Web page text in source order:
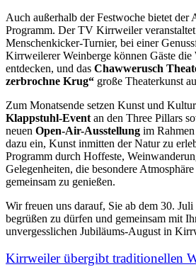
Auch außerhalb der Festwoche bietet der
Programm. Der TV Kirrweiler veranstaltet
Menschenkicker-Turnier, bei einer
Kirrweilerer Weinberge können Gäste die
entdecken, und das Chawwerusch
zerbrochne Krug“ große Theaterkunst
Zum Monatsende setzen Kunst und
Klappstuhl-Event an den Three Pillars
neuen Open-Air-Ausstellung im
dazu ein, Kunst inmitten der Natur zu
Programm durch Hoffeste,
Gelegenheiten, die besondere
gemeinsam zu genießen.
Wir freuen uns darauf, Sie ab dem 30.
begrüßen zu dürfen und gemeinsam mit
unvergesslichen Jubiläums-August in
Kirrweiler übergibt traditionellen